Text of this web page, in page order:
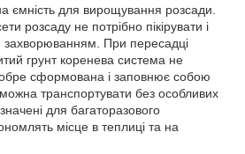
ємність для вирощування розсади.
розсаду не потрібно пікірувати і
захворюванням. При пересадці
грунт коренева система не
сформована і заповнює собою
транспортувати без особливих
для багаторазового
місце в теплиці та на